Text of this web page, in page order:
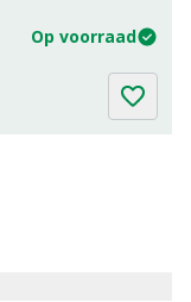
Op voorraad